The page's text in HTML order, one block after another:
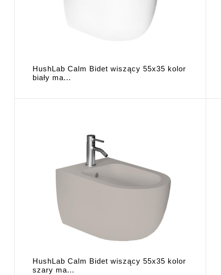
HushLab Calm Bidet wiszący 55x35 kolor
biały ma...
HushLab Calm Bidet wiszący 55x35 kolor
szary ma...